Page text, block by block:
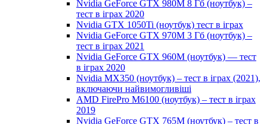
Nvidia GeForce GTX 980M 8 Гб (ноутбук) –
тест в іграх 2020
Nvidia GTX 1050Ti (ноутбук) тест в іграх
Nvidia GeForce GTX 970M 3 Гб (ноутбук) –
тест в іграх 2021
Nvidia GeForce GTX 960M (ноутбук) — тест
в іграх 2020
Nvidia MX350 (ноутбук) – тест в іграх (2021),
включаючи найвимогливіші
AMD FirePro M6100 (ноутбук) – тест в іграх
2019
Nvidia GeForce GTX 765M (ноутбук) – тест в